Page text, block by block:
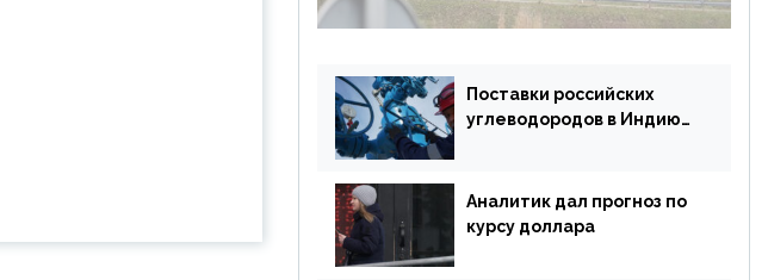
Поставки российских
углеводородов в Индию
Аналитик дал прогноз по
курсу доллара